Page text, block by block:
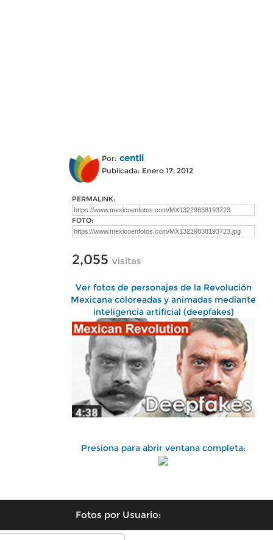
Por: centli
Publicada: Enero 17, 2012
PERMALINK:
FOTO:
2,055 visitas
Ver fotos de personajes de la Revolución
Mexicana coloreadas y animadas mediante
inteligencia artificial (deepfakes)
Presiona para abrir ventana completa:
Fotos por Usuario: